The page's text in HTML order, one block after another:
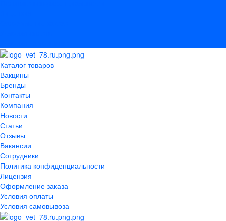
Каталог товаров
Вакцины
Бренды
Контакты
Компания
Новости
Статьи
Отзывы
Вакансии
Сотрудники
Политика конфиденциальности
Лицензия
Оформление заказа
Условия оплаты
Условия самовывоза